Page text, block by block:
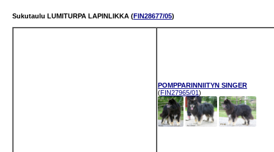
Sukutaulu LUMITURPA LAPINLIKKA (FIN28677/05)
POMPPARINNIITYN SINGER
(FIN27965/01)